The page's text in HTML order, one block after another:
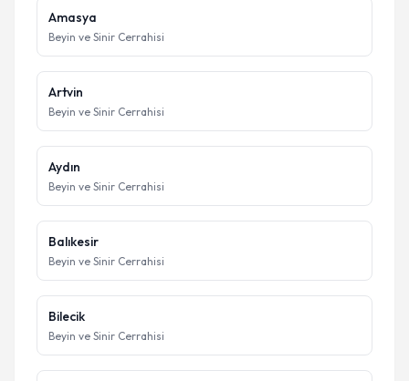
Amasya
Beyin ve Sinir Cerrahisi
Artvin
Beyin ve Sinir Cerrahisi
Aydın
Beyin ve Sinir Cerrahisi
Balıkesir
Beyin ve Sinir Cerrahisi
Bilecik
Beyin ve Sinir Cerrahisi